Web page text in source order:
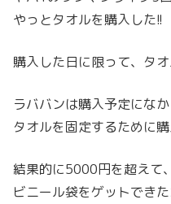
やっとタオルを購入した!!
購入した日に限って、タ
ラババンは購入予定になか
タオルを固定するために購
結果的に5000円を超えて、
ビニール袋をゲットでき